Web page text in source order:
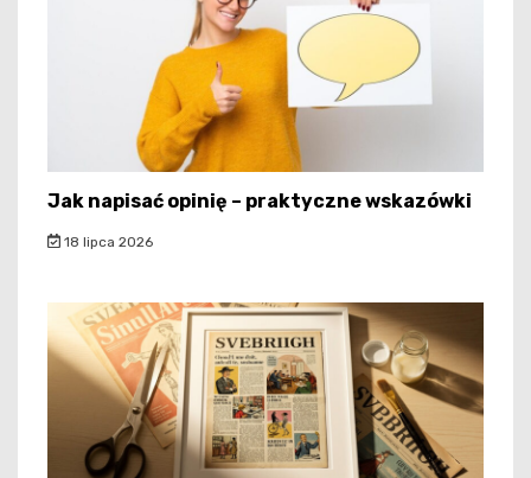
Jak napisać opinię – praktyczne wskazówki
18 lipca 2026